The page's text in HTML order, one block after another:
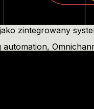
zintegrowany
automation,